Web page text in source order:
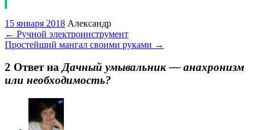
15 января 2018 Александр
← Ручной электроинструмент
Простейший мангал своими руками →
2 Oтвет наДачный умывальник — анахронизм
или необходимость?